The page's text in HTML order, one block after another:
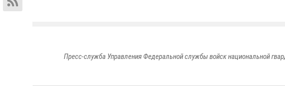
Пресс-служба Управления Федеральной службы войск национальной